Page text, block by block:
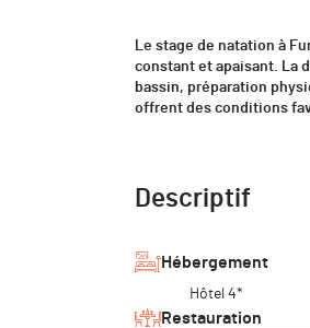
Le stage de natation à
constant et apaisant. La
bassin, préparation
offrent des conditions
Descriptif
Hébergement
Hôtel 4*
Restauration